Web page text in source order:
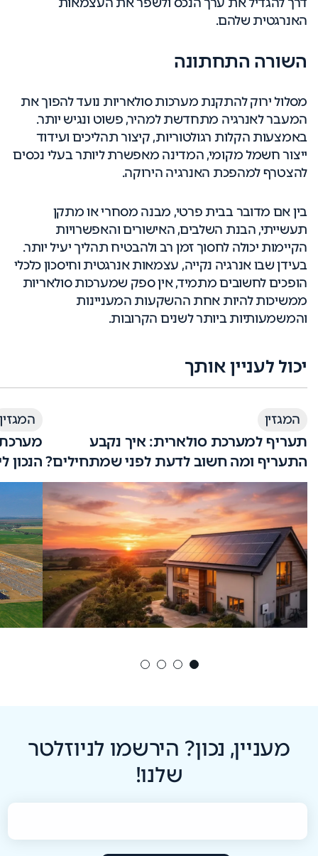
האנרגטית שלהם.
השורה התחתונה
מסלול ירוק להתקנת מערכות סולאריות נועד להפוך את
המעבר לאנרגיה מתחדשת למהיר, פשוט ונגיש יותר.
באמצעות הקלות רגולטוריות, קיצור תהליכים ועידוד
ייצור חשמל מקומי, המדינה מאפשרת ליותר בעלי נכסים
להצטרף למהפכת האנרגיה הירוקה.
בין אם מדובר בבית פרטי, מבנה מסחרי או מתקן
תעשייתי, הבנת השלבים, האישורים והאפשרויות
הקיימות יכולה לחסוך זמן רב ולהבטיח תהליך יעיל יותר.
בעידן שבו אנרגיה נקייה, עצמאות אנרגטית וחיסכון כלכלי
הופכים לחשובים מתמיד, אין ספק שמערכות סולאריות
ממשיכות להיות אחת ההשקעות המעניינות
והמשמעותיות ביותר לשנים הקרובות.
יכול לעניין אותך
המגזין
תעריף למערכת סולארית: איך נקבע
התעריף ומה חשוב לדעת לפני שמתחילים?
המגזין
הנכון
מעניין, נכון? הירשמו לניוזלטר
שלנו!